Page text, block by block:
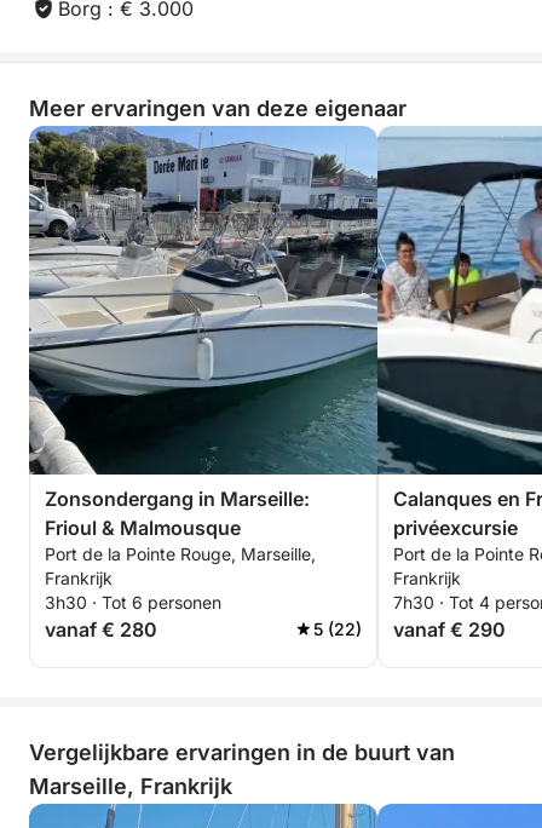
Borg : € 3.000
Meer ervaringen van deze eigenaar
Zonsondergang in Marseille:
Frioul & Malmousque
Port de la Pointe Rouge, Marseille,
Frankrijk
3h30 · Tot 6 personen
vanaf € 280 5 (22)
Calanques en
privéexcursie
Port de la Pointe
Frankrijk
7h30 · Tot 4
vanaf € 290
Vergelijkbare ervaringen in de buurt van
Marseille, Frankrijk